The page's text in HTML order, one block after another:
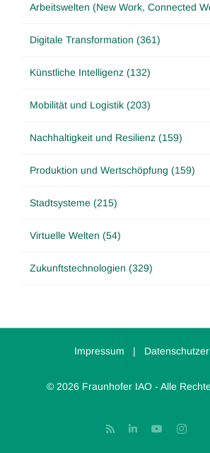
Arbeitswelten (New Work, Connected
Digitale Transformation (361)
Künstliche Intelligenz (132)
Mobilität und Logistik (203)
Nachhaltigkeit und Resilienz (159)
Produktion und Wertschöpfung (159)
Stadtsysteme (215)
Virtuelle Welten (54)
Zukunftstechnologien (329)
Impressum |
© 2026 Fraunhofer IAO - Alle
Rss LinkedInYouTube